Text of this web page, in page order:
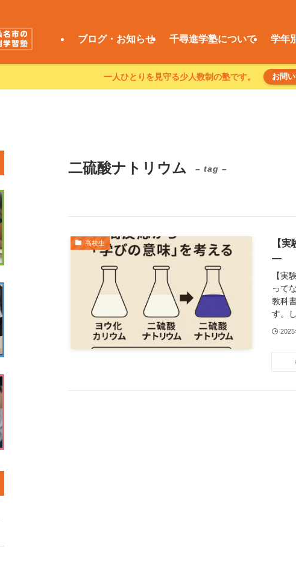
ブログ・お知らせ 千尋進学塾について 学年
一人ひとりを見守る少人数制の塾です。 お問
二硫酸ナトリウム – tag –
高校生
【
―
【実
って
教科
す。
2025